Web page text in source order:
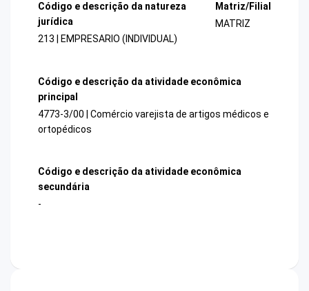
Código e descrição da natureza
jurídica
213 | EMPRESARIO (INDIVIDUAL)
Matriz/Filial
MATRIZ
Código e descrição da atividade econômica
principal
4773-3/00 | Comércio varejista de artigos médicos e
ortopédicos
Código e descrição da atividade econômica
secundária
-